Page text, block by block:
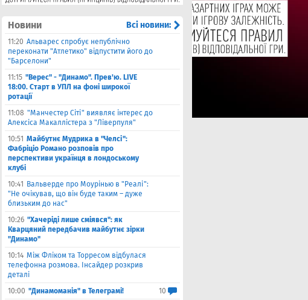
Новини Всі новини:
11:20 Альварес спробує непублічно
переконати "Атлетико" відпустити його до
"Барселони"
11:15 "Верес" - "Динамо". Прев'ю. LIVE
18:00. Старт в УПЛ на фоні широкої
ротації
11:08 "Манчестер Сіті" виявляє інтерес до
Алексіса Макаллістера з "Ліверпуля"
10:51 Майбутнє Мудрика в "Челсі":
Фабріціо Романо розповів про
перспективи українця в лондоському
клубі
10:41
Вальверде про Моурінью в "Реалі":
"Не очікував, що він буде таким – дуже
близьким до нас"
10:26 "Хачеріді лише сміявся": як
Кварцяний передбачив майбутнє зірки
"Динамо"
10:14 Між Фліком та Торресом відбулася
телефонна розмова. Інсайдер розкрив
деталі
10:00 "Динамоманія" в Телеграмі!
10